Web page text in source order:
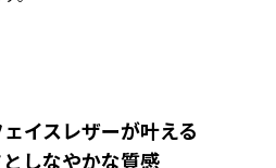
イスレザーが叶える
しなやかな質感